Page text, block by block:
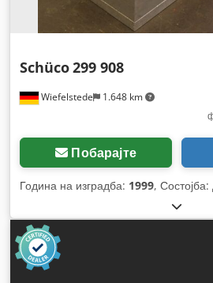
Wiefelstede 1.648 km
Schüco299 908
Побарајте
Година на изградба: 1999, Состојба: